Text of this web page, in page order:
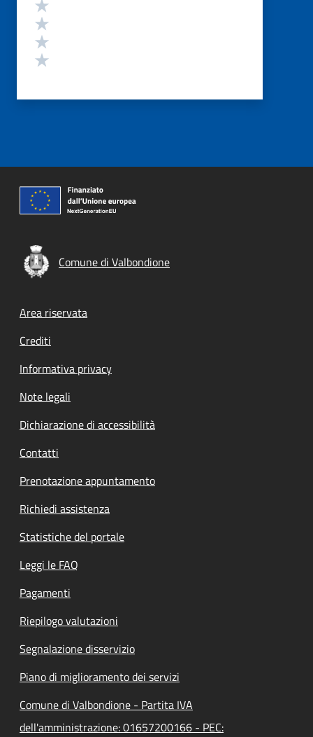
Comune di Valbondione
Footer menu
Area riservata
Crediti
Informativa privacy
Note legali
Dichiarazione di accessibilità
Contatti
Prenotazione appuntamento
Richiedi assistenza
Statistiche del portale
Leggi le FAQ
Pagamenti
Riepilogo valutazioni
Segnalazione disservizio
Piano di miglioramento dei servizi
Comune di Valbondione - Partita IVA
dell'amministrazione: 01657200166 - PEC: